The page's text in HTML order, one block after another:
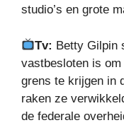
studio’s en grote
Tv: Betty Gilpin
vastbesloten is
grens te krijgen in
raken ze
de federale